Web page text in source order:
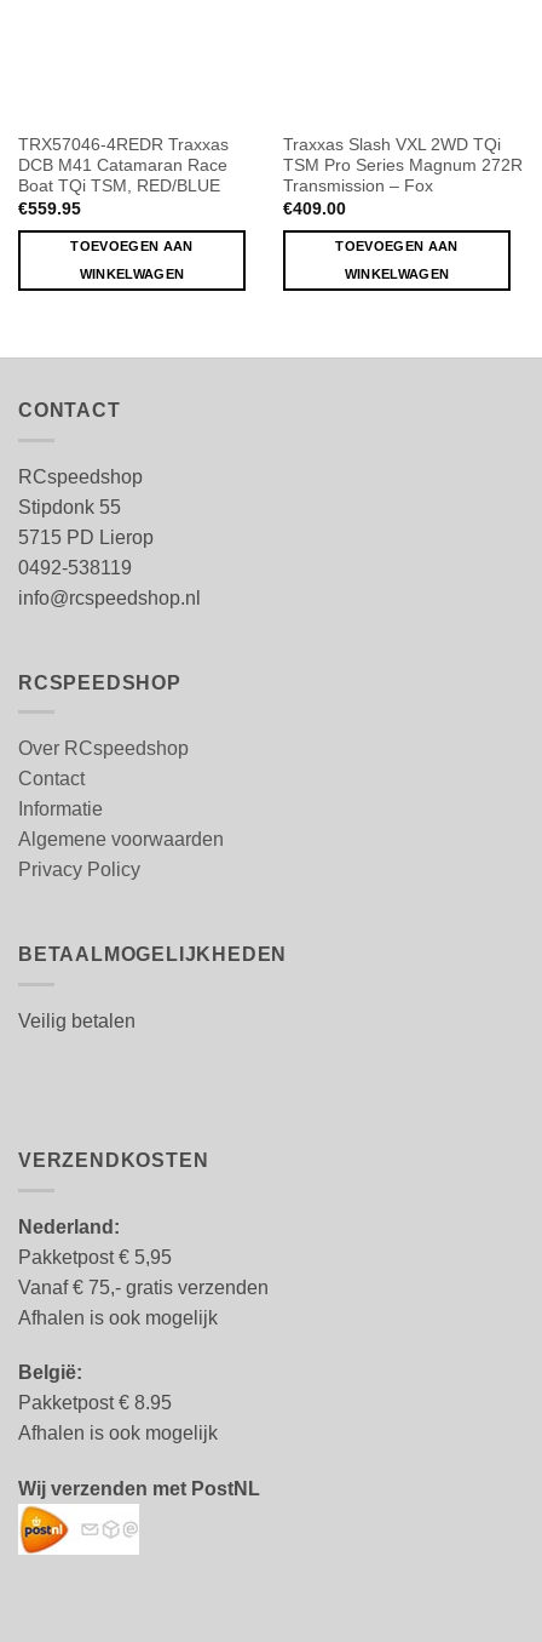
TRX57046-4REDR Traxxas
DCB M41 Catamaran Race
Boat TQi TSM, RED/BLUE
€559.95
TOEVOEGEN AAN
WINKELWAGEN
Traxxas Slash VXL 2WD TQi
TSM Pro Series Magnum 272R
Transmission – Fox
€409.00
TOEVOEGEN AAN
WINKELWAGEN
CONTACT
RCspeedshop
Stipdonk 55
5715 PD Lierop
0492-538119
info@rcspeedshop.nl
RCSPEEDSHOP
Over RCspeedshop
Contact
Informatie
Algemene voorwaarden
Privacy Policy
BETAALMOGELIJKHEDEN
Veilig betalen
VERZENDKOSTEN
Nederland:
Pakketpost € 5,95
Vanaf € 75,- gratis verzenden
Afhalen is ook mogelijk
België:
Pakketpost € 8.95
Afhalen is ook mogelijk
Wij verzenden met PostNL